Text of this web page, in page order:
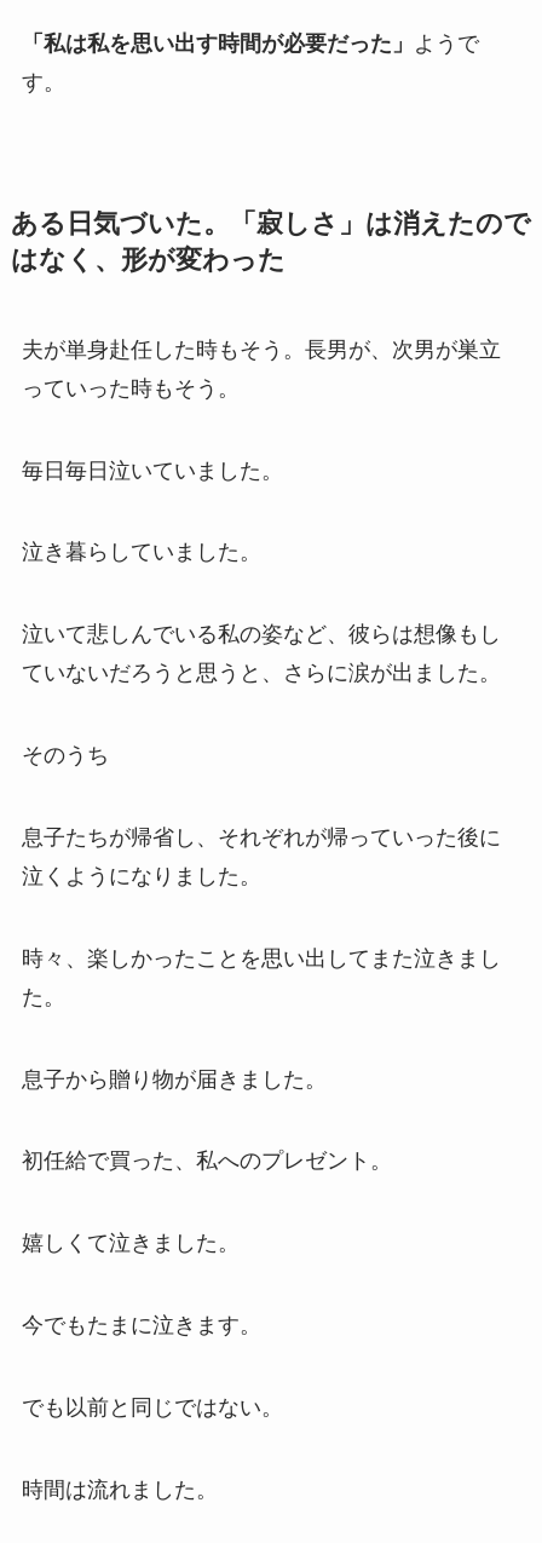
「私は私を思い出す時間が必要だった」 ようで
す。
ある日気づいた。「寂しさ」は消えたので
はなく、形が変わった
夫が単身赴任した時もそう。長男が、次男が巣立
っていった時もそう。
毎日毎日泣いていました。
泣き暮らしていました。
泣いて悲しんでいる私の姿など、彼らは想像もし
ていないだろうと思うと、さらに涙が出ました。
そのうち
息子たちが帰省し、それぞれが帰っていった後に
泣くようになりました。
時々、楽しかったことを思い出してまた泣きまし
た。
息子から贈り物が届きました。
初任給で買った、私へのプレゼント。
嬉しくて泣きました。
今でもたまに泣きます。
でも以前と同じではない。
時間は流れました。